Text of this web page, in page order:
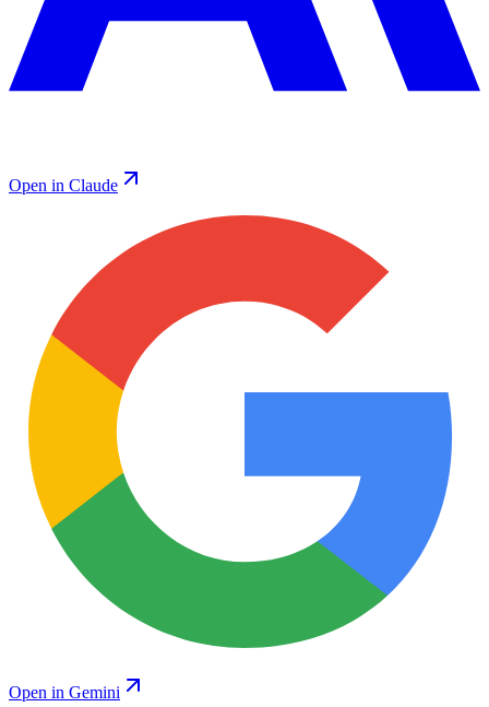
Open in Claude
Open in Gemini